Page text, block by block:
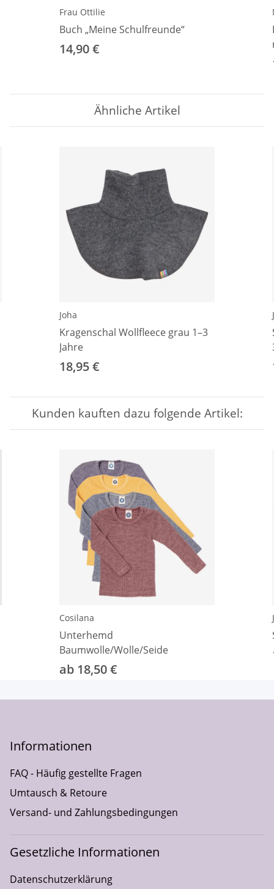
Frau Ottilie
Buch „Meine Schulfreunde“
14,90 €
Ähnliche Artikel
Joha
Kragenschal Wollfleece grau 1–3
Jahre
18,95 €
Kunden kauften dazu folgende Artikel:
Cosilana
Unterhemd
Baumwolle/Wolle/Seide
ab 18,50 €
Informationen
FAQ - Häufig gestellte Fragen
Umtausch & Retoure
Versand- und Zahlungsbedingungen
Gesetzliche Informationen
Datenschutzerklärung